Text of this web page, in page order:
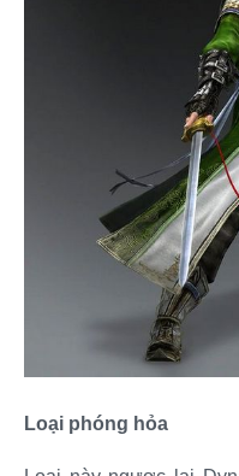
Loại phóng hỏa